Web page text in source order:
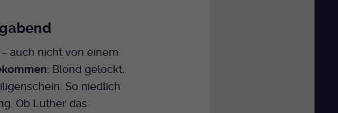
auch nicht von einem
: Blond gelockt,
So niedlich
Ob Luther das